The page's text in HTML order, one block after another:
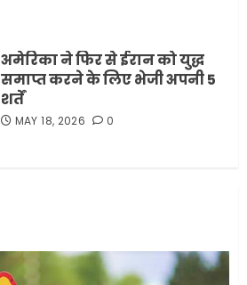
अमेरिका ने फिर से ईरान को युद्ध
समाप्त करने के लिए भेजी अपनी 5
शर्तें
MAY 18, 2026 0
FEBRUARY 3, 2026 0